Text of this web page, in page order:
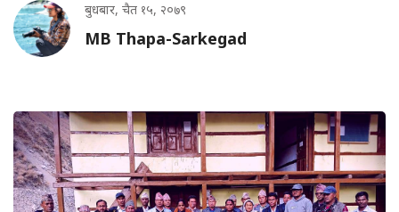
बुधबार, चैत १५, २०७९
MB Thapa-Sarkegad